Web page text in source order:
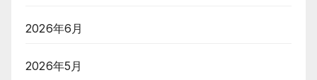
2026年6月
2026年5月